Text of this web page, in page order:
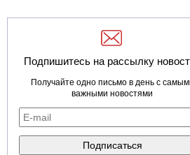
Подпишитесь на рассылку
Получайте одно письмо в день с
важными новостями